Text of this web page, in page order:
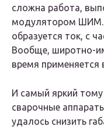
сложна работа,
модулятором ШИМ.
образуется ток, с
Вообще, широтно-
время применяется
И самый яркий
сварочные
удалось снизить